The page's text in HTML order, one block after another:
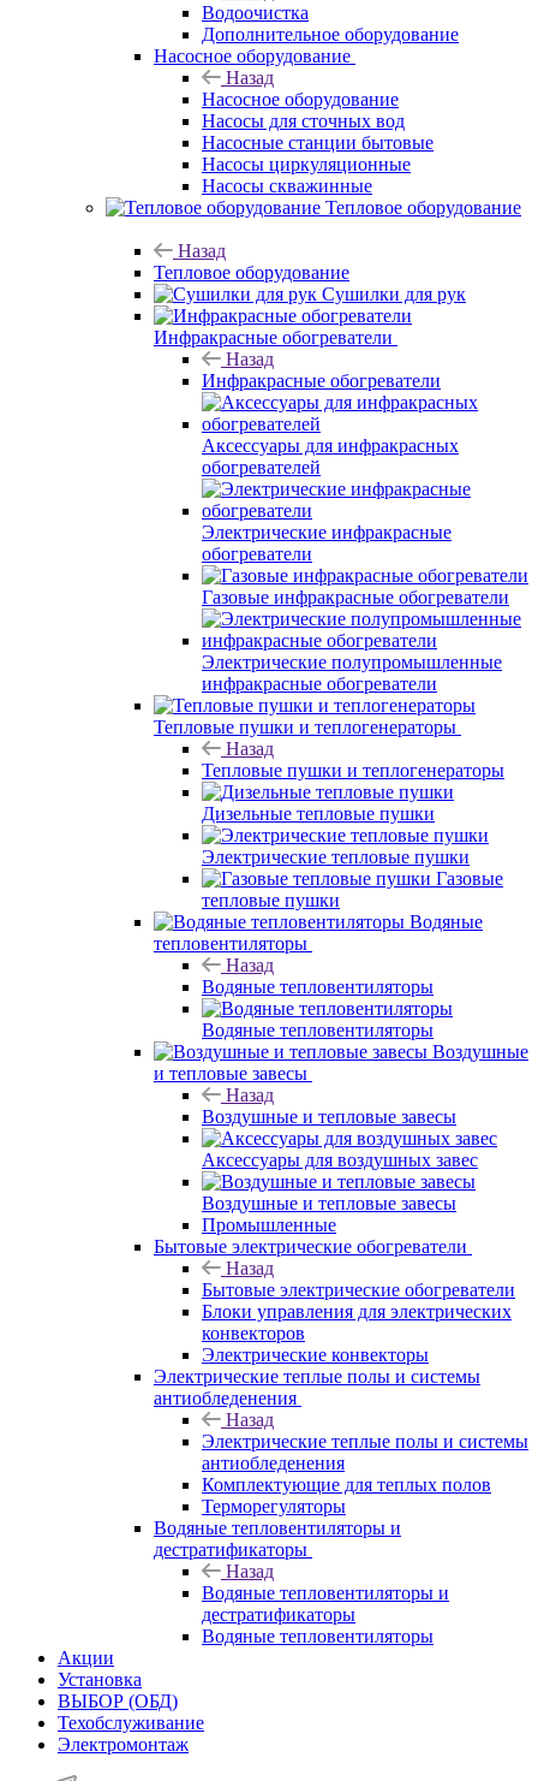
Водоочистка
Дополнительное оборудование
Насосное оборудование
Назад
Насосное оборудование
Насосы для сточных вод
Насосные станции бытовые
Насосы циркуляционные
Насосы скважинные
Тепловое оборудование
Назад
Тепловое оборудование
Сушилки для рук
Инфракрасные обогреватели
Назад
Инфракрасные обогреватели
Аксессуары для инфракрасных
обогревателей
Электрические инфракрасные
обогреватели
Газовые инфракрасные обогреватели
Электрические полупромышленные
инфракрасные обогреватели
Тепловые пушки и теплогенераторы
Назад
Тепловые пушки и теплогенераторы
Дизельные тепловые пушки
Электрические тепловые пушки
Газовые
тепловые пушки
Водяные
тепловентиляторы
Назад
Водяные тепловентиляторы
Водяные тепловентиляторы
Воздушные
и тепловые завесы
Назад
Воздушные и тепловые завесы
Аксессуары для воздушных завес
Воздушные и тепловые завесы
Промышленные
Бытовые электрические обогреватели
Назад
Бытовые электрические обогреватели
Блоки управления для электрических
конвекторов
Электрические конвекторы
Электрические теплые полы и системы
антиобледенения
Назад
Электрические теплые полы и системы
антиобледенения
Комплектующие для теплых полов
Терморегуляторы
Водяные тепловентиляторы и
дестратификаторы
Назад
Водяные тепловентиляторы и
дестратификаторы
Водяные тепловентиляторы
Акции
Установка
ВЫБОР (ОБД)
Техобслуживание
Электромонтаж